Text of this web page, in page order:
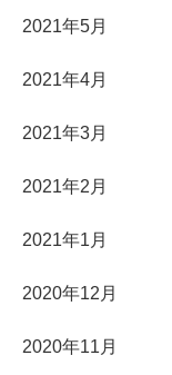
2021年5月
2021年4月
2021年3月
2021年2月
2021年1月
2020年12月
2020年11月